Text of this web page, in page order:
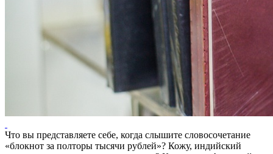
Что вы представляете себе, когда слышите словосочетание
«блокнот за полторы тысячи рублей»? Кожу, индийский